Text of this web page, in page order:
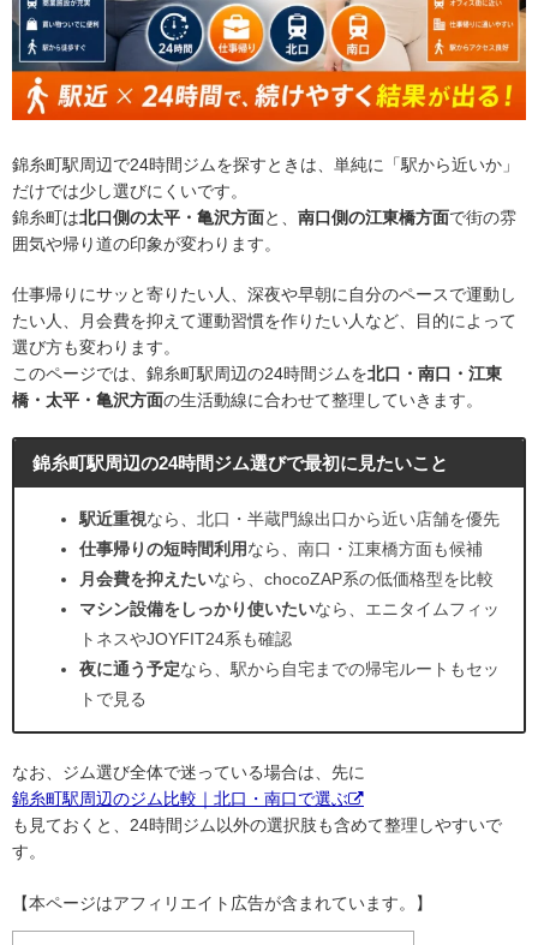
錦糸町駅周辺で24時間ジムを探すときは、単純に「駅から近いか」
だけでは少し選びにくいです。
錦糸町は北口側の太平・亀沢方面と、 南口側の江東橋方面で街の雰
囲気や帰り道の印象が変わります。
仕事帰りにサッと寄りたい人、深夜や早朝に自分のペースで運動し
たい人、月会費を抑えて運動習慣を作りたい人など、目的によって
選び方も変わります。
このページでは、錦糸町駅周辺の24時間ジムを北口・南口・江東
橋・太平・亀沢方面の生活動線に合わせて整理していきます。
錦糸町駅周辺の24時間ジム選びで最初に見たいこと
駅近重視なら、北口・半蔵門線出口から近い店舗を優先
仕事帰りの短時間利用なら、南口・江東橋方面も候補
月会費を抑えたいなら、chocoZAP系の低価格型を比較
マシン設備をしっかり使いたいなら、エニタイムフィッ
トネスやJOYFIT24系も確認
夜に通う予定なら、駅から自宅までの帰宅ルートもセッ
トで見る
なお、ジム選び全体で迷っている場合は、先に
錦糸町駅周辺のジム比較｜北口・南口で選ぶ
も見ておくと、24時間ジム以外の選択肢も含めて整理しやすいで
す。
【本ページはアフィリエイト広告が含まれています。】